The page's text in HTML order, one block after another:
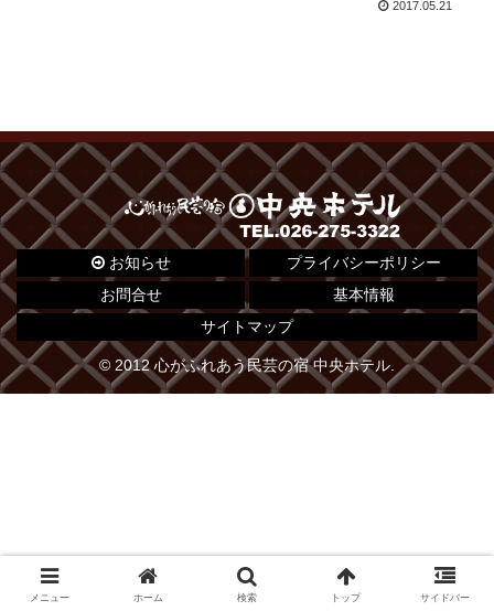
2017.05.21
お知らせ
プライバシーポリシー
お問合せ
基本情報
サイトマップ
© 2012 心がふれあう民芸の宿 中央ホテル.
メニュー ホーム 検索 トップ サイドバー